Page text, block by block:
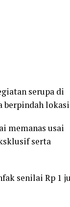
serupa di
berpindah
memanas usai
serta
senilai Rp 1